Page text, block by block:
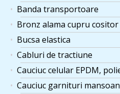
Banda transportoare
Bronz alama cupru cositor
Bucsa elastica
Cabluri de tractiune
Cauciuc celular EPDM,
Cauciuc garnituri